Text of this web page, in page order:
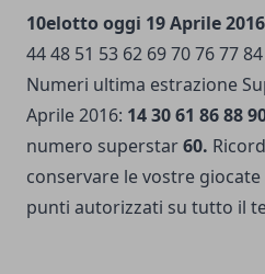
10elotto oggi 19 Aprile 2016
44 48 51 53 62 69 70 76 77
Numeri ultima estrazione
Aprile 2016: 14 30 61 86 88
numero superstar60.
conservare le vostre
punti autorizzati su tutto il